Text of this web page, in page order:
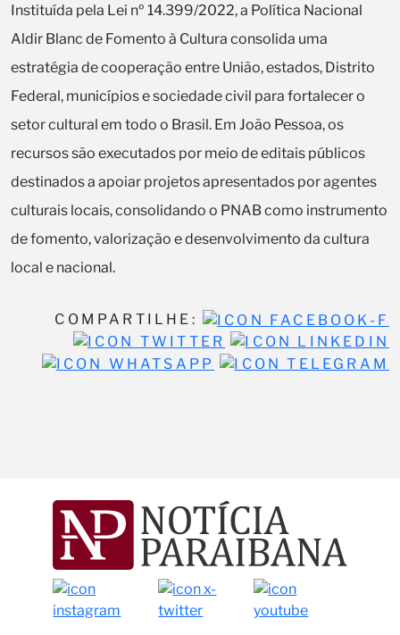
Instituída pela Lei nº 14.399/2022, a Política Nacional
Aldir Blanc de Fomento à Cultura consolida uma
estratégia de cooperação entre União, estados, Distrito
Federal, municípios e sociedade civil para fortalecer o
setor cultural em todo o Brasil. Em João Pessoa, os
recursos são executados por meio de editais públicos
destinados a apoiar projetos apresentados por agentes
culturais locais, consolidando o PNAB como instrumento
de fomento, valorização e desenvolvimento da cultura
local e nacional.
COMPARTILHE: